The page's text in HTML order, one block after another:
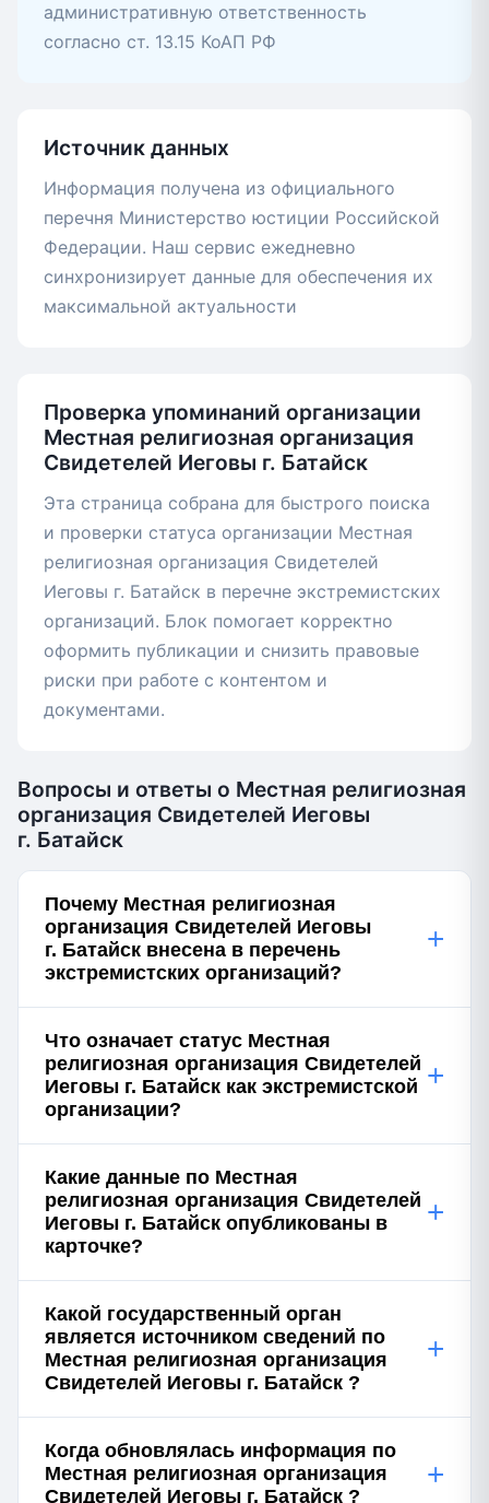
административную ответственность
согласно ст. 13.15 КоАП РФ
Источник данных
Информация получена из официального
перечня Министерство юстиции Российской
Федерации. Наш сервис ежедневно
синхронизирует данные для обеспечения их
максимальной актуальности
Проверка упоминаний организации
Местная религиозная организация
Свидетелей Иеговы г. Батайск
Эта страница собрана для быстрого поиска
и проверки статуса организации Местная
религиозная организация Свидетелей
Иеговы г. Батайск в перечне экстремистских
организаций. Блок помогает корректно
оформить публикации и снизить правовые
риски при работе с контентом и
документами.
Вопросы и ответы о Местная религиозная
организация Свидетелей Иеговы
г. Батайск
Почему Местная религиозная
организация Свидетелей Иеговы
г. Батайск внесена в перечень
экстремистских организаций?
+
Что означает статус Местная
религиозная организация Свидетелей
Иеговы г. Батайск как экстремистской
организации?
+
Какие данные по Местная
религиозная организация Свидетелей
Иеговы г. Батайск опубликованы в
карточке?
+
Какой государственный орган
является источником сведений по
Местная религиозная организация
Свидетелей Иеговы г. Батайск ?
+
Когда обновлялась информация по
Местная религиозная организация
Свидетелей Иеговы г. Батайск ?
+